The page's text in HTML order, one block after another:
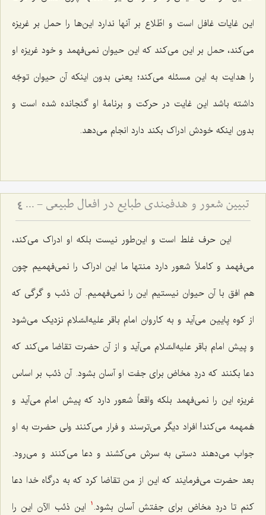
این غایات غافل است و اطّلاع بر آنها ندارد این‌ها را حمل بر غریزه
مى‌کند، حمل بر این مى‌کند که این حیوان نمى‌فهمد و خود غریزه او
را هدایت به این مسئله مى‌کند؛ یعنى بدون اینکه آن حیوان توجّه
داشته باشد این غایت در حرکت و برنامۀ او گنجانده شده است و
بدون اینکه خودش ادراک بکند دارد انجام می‌دهد.
تبیین شعور و هدفمندی طبایع در افعال طبیعی - پاسخ به شبهه فخر رازی درباره غایت‌مندی موجودات عالم 4
این حرف غلط است و این‌طور نیست بلکه او ادراک مى‌کند،
مى‌فهمد و کاملاً شعور دارد منتها ما این ادراک را نمى‌فهمیم چون
هم افق با آن حیوان نیستیم این را نمى‌فهمیم. آن ذئب و گرگى که
از کوه پایین مى‌آید و به کاروان امام باقر علیه‌السّلام نزدیک مى‌شود
و پیش امام باقر علیه‌السّلام مى‌آید و از آن حضرت تقاضا مى‌کند که
دعا بکنند که دردِ مَخاض براى جفت او آسان بشود. آن ذئب بر اساس
غریزه این را نمى‌فهمد بلکه واقعاً شعور دارد که پیش امام مى‌آید و
هَمهمه مى‌کند! افراد دیگر مى‌ترسند و فرار می‌کنند ولی حضرت به او
جواب می‌دهند دستى به سرش مى‌کشند و دعا مى‌کنند و مى‌رود.
بعد حضرت مى‌فرمایند که این از من تقاضا کرد که به درگاه خدا دعا
کنم تا دردِ مَخاض براى جفتش آسان بشود. 1
این ذئب الآن این را